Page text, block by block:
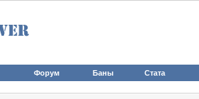
Форум Баны Стата